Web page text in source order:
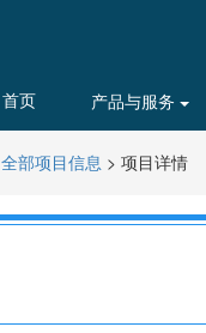
首页 产品与服务
全部项目信息 > 项目详情